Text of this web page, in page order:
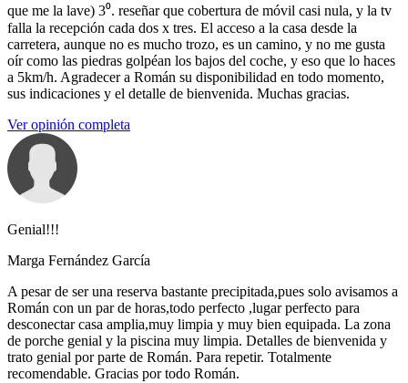
que me la lave) 3⁰. reseñar que cobertura de móvil casi nula, y la tv
falla la recepción cada dos x tres. El acceso a la casa desde la
carretera, aunque no es mucho trozo, es un camino, y no me gusta
oír como las piedras golpéan los bajos del coche, y eso que lo haces
a 5km/h. Agradecer a Román su disponibilidad en todo momento,
sus indicaciones y el detalle de bienvenida. Muchas gracias.
Ver opinión completa
Genial!!!
Marga Fernández García
A pesar de ser una reserva bastante precipitada,pues solo avisamos a
Román con un par de horas,todo perfecto ,lugar perfecto para
desconectar casa amplia,muy limpia y muy bien equipada. La zona
de porche genial y la piscina muy limpia. Detalles de bienvenida y
trato genial por parte de Román. Para repetir. Totalmente
recomendable. Gracias por todo Román.